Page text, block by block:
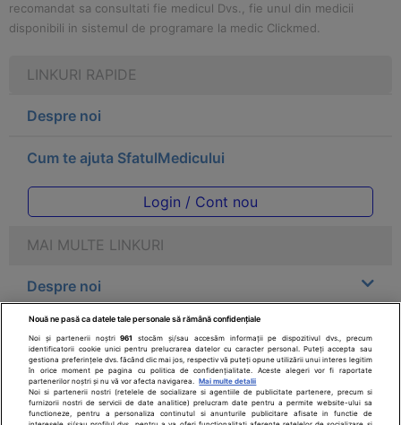
recomandat sa consultati fie medicul Dvs., fie unul din medicii
disponibili in sistemul de programare la medic Clickmed.
LINKURI RAPIDE
Despre noi
Cum te ajuta SfatulMedicului
Login / Cont nou
MAI MULTE LINKURI
Despre noi
Legal
Drepturile consumatorului
Parteneri
Nouă ne pasă ca datele tale personale să rămână confidențiale
Noi și partenerii noștri961
stocăm și/sau accesăm informații pe dispozitivul dvs., precum
identificatorii cookie unici pentru prelucrarea datelor cu caracter personal. Puteți accepta sau
gestiona preferințele dvs. făcând clic mai jos, respectiv vă puteți opune utilizării unui interes legitim
în orice moment pe pagina cu politica de confidențialitate. Aceste alegeri vor fi raportate
partenerilor noștri și nu vă vor afecta navigarea.
Mai multe detalii
Noi si partenerii nostri (retelele de socializare si agentiile de publicitate partenere, precum si
furnizorii nostri de servicii de date analitice) prelucram date pentru a permite website-ului sa
functioneze, pentru a personaliza continutul si anunturile publicitare afisate in functie de